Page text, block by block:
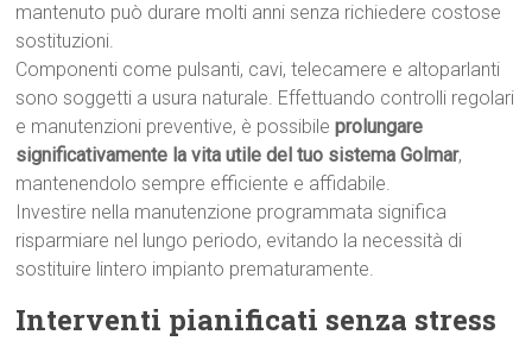
mantenuto può durare molti anni senza richiedere costose
sostituzioni.
Componenti come pulsanti, cavi, telecamere e altoparlanti
sono soggetti a usura naturale. Effettuando controlli regolari
e manutenzioni preventive, è possibileprolungare
significativamente la vita utile del tuo sistema Golmar,
mantenendolo sempre efficiente e affidabile.
Investire nella manutenzione programmata significa
risparmiare nel lungo periodo, evitando la necessità di
sostituire lintero impianto prematuramente.
Interventi pianificati senza stress